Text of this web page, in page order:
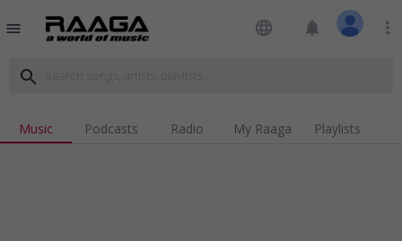
menu language notifications more_vert
search
Music Podcasts Radio My Raaga Playlists